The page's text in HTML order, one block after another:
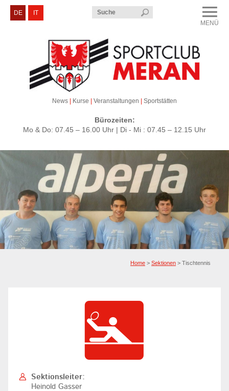
News | Kurse | Veranstaltungen | Sportstätten
Bürozeiten:
Mo & Do: 07.45 – 16.00 Uhr | Di - Mi : 07.45 – 12.15 Uhr
DE
IT
MENÜ
Menü CLOSE
Sportclub Meran
Kurse & Veranstaltungen
Sektionen
Service & Kontakt
Home > Sektionen > Tischtennis
Sektionsleiter:
Heinold Gasser